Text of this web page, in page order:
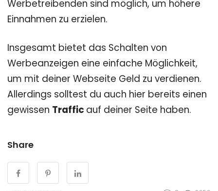
Werbetreibenden sind möglich, um höhere
Einnahmen zu erzielen.
Insgesamt bietet das Schalten von
Werbeanzeigen eine einfache Möglichkeit,
um mit deiner Webseite Geld zu verdienen.
Allerdings solltest du auch hier bereits einen
gewissen Traffic auf deiner Seite haben.
Share